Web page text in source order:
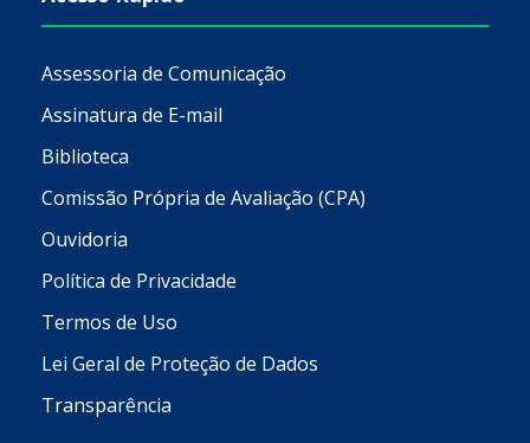
Assessoria de Comunicação
Assinatura de E-mail
Biblioteca
Comissão Própria de Avaliação (CPA)
Ouvidoria
Política de Privacidade
Termos de Uso
Lei Geral de Proteção de Dados
Transparência